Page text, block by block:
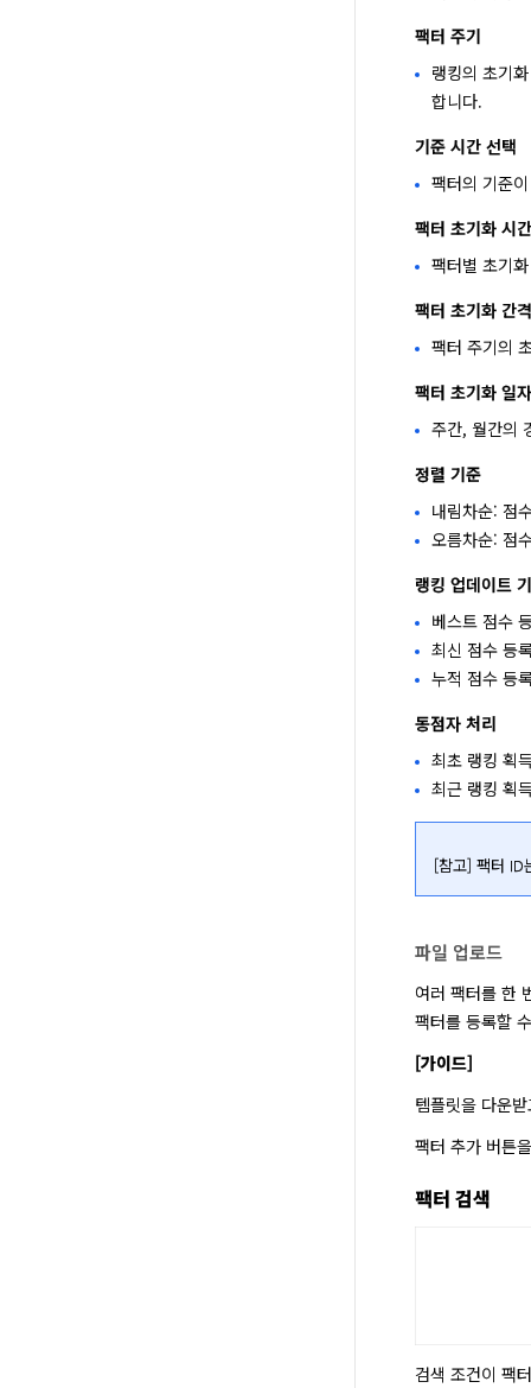
팩터 주기
랭킹의 초기
합니다.
기준 시간 선택
팩터의 기준
팩터 초기화 시간
팩터별 초기
팩터 초기화 간격
팩터 주기의
팩터 초기화 일자
주간, 월간의
정렬 기준
내림차순: 점
오름차순: 점
랭킹 업데이트
베스트 점수
최신 점수 등
누적 점수 등
동점자 처리
최초 랭킹 획
최근 랭킹 획
[참고] 팩터 ID
파일 업로드
여러 팩터를 한
팩터를 등록할
[가이드]
템플릿을 다운
팩터 추가 버튼
팩터 검색
검색 조건이 팩